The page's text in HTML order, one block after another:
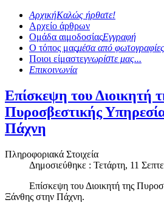
ΑρχικήΚαλώς ήρθατε!
Αρχείο άρθρων
Ομάδα αιμοδοσίαςΕγγραφή
Ο τόπος μαςμέσα από φωτογραφίες
Ποιοι είμαστεγνωρίστε μας...
Επικοινωνία
Επίσκεψη του Διοικητή
Πυροσβεστικής
Πάχνη
Πληροφοριακά Στοιχεία
Δημοσιεύθηκε : Τετάρτη, 11
Επίσκεψη του Διοικητή της
Ξάνθης στην Πάχνη.